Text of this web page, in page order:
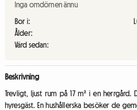
Inga omdömen ännu
Bor i:
Ålder:
Värd sedan:
Beskrivning
Trevligt, ljust rum på 17 m² i en herrgård.
hyresgäst. En hushållerska besöker de